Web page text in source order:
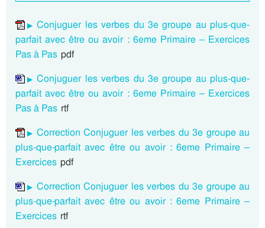
Conjuguer les verbes du 3e groupe au plus-que-
parfait avec être ou avoir : 6eme Primaire – Exercices
Pas à Pas pdf
Conjuguer les verbes du 3e groupe au plus-que-
parfait avec être ou avoir : 6eme Primaire – Exercices
Pas à Pas rtf
Correction Conjuguer les verbes du 3e groupe au
plus-que-parfait avec être ou avoir : 6eme Primaire –
Exercices pdf
Correction Conjuguer les verbes du 3e groupe au
plus-que-parfait avec être ou avoir : 6eme Primaire –
Exercices rtf